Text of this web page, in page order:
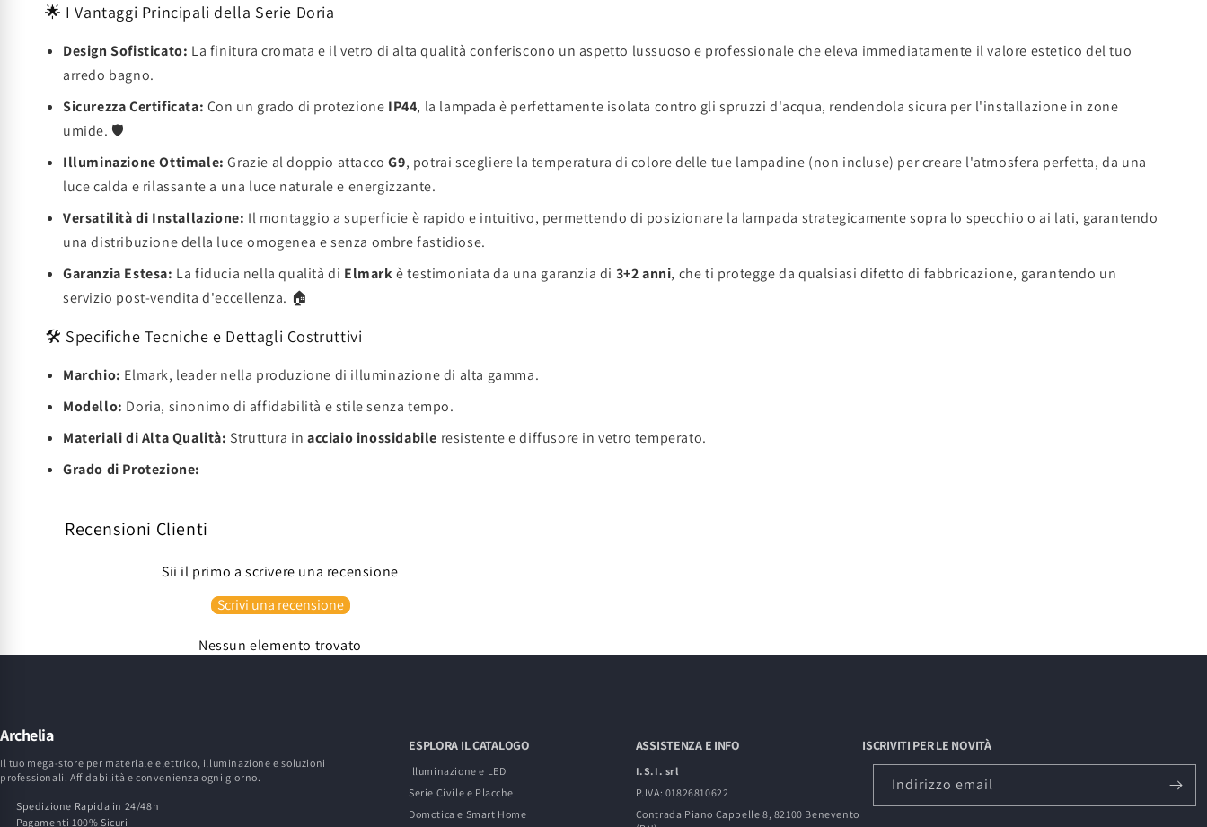
🌟 I Vantaggi Principali della Serie Doria
Design Sofisticato: La finitura cromata e il vetro di alta qualità conferiscono un aspetto lussuoso e professionale che eleva immediatamente il valore estetico del tuo
arredo bagno.
Sicurezza Certificata: Con un grado di protezione IP44, la lampada è perfettamente isolata contro gli spruzzi d'acqua, rendendola sicura per l'installazione in zone
umide. 🛡️
Illuminazione Ottimale: Grazie al doppio attaccoG9, potrai scegliere la temperatura di colore delle tue lampadine (non incluse) per creare l'atmosfera perfetta, da una
luce calda e rilassante a una luce naturale e energizzante.
Versatilità di Installazione: Il montaggio a superficie è rapido e intuitivo, permettendo di posizionare la lampada strategicamente sopra lo specchio o ai lati, garantendo
una distribuzione della luce omogenea e senza ombre fastidiose.
Garanzia Estesa: La fiducia nella qualità di Elmarkè testimoniata da una garanzia di 3+2 anni, che ti protegge da qualsiasi difetto di fabbricazione, garantendo un
servizio post-vendita d'eccellenza. 🏠
🛠️ Specifiche Tecniche e Dettagli Costruttivi
Marchio: Elmark, leader nella produzione di illuminazione di alta gamma.
Modello: Doria, sinonimo di affidabilità e stile senza tempo.
Materiali di Alta Qualità: Struttura inacciaio inossidabile resistente e diffusore in vetro temperato.
Grado di Protezione:
Recensioni Clienti
Sii il primo a scrivere una recensione
Scrivi una recensione
Nessun elemento trovato
Archelia
Il tuo mega-store per materiale elettrico, illuminazione e soluzioni
professionali. Affidabilità e convenienza ogni giorno.
Spedizione Rapida in 24/48h
Pagamenti 100% Sicuri
ESPLORA IL CATALOGO
Illuminazione e LED
Serie Civile e Placche
Domotica e Smart Home
ASSISTENZA E INFO
I.S.I. srl
P.IVA: 01826810622
Contrada Piano Cappelle 8, 82100 Benevento
ISCRIVITI PER LE NOVITÀ
Indirizzo email